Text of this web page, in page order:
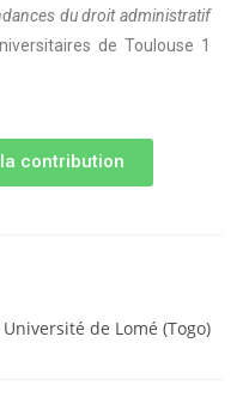
du droit administratif
de Toulouse 1
contribution
de Lomé (Togo)